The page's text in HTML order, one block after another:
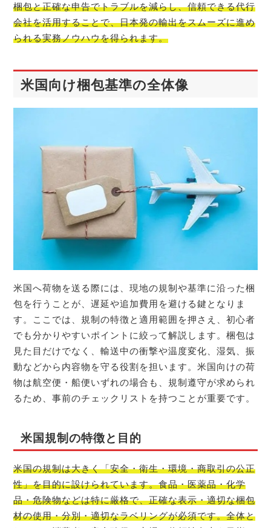
梱包と正確な申告でトラブルを減らし、信頼できる代行
会社を活用することで、日本発の輸出をスムーズに進め
られる実務ノウハウを得られます。
米国向け梱包基準の全体像
米国へ荷物を送る際には、現地の規制や基準に沿った梱
包を行うことが、遅延や追加費用を避ける鍵となりま
す。ここでは、規制の特徴と適用範囲を押さえ、初心者
でも分かりやすいポイントに絞って解説します。梱包は
見た目だけでなく、輸送中の衝撃や温度変化、湿気、振
動などから内容物を守る役割を担います。米国向けの荷
物は航空便・船便いずれの場合も、規制遵守が求められ
るため、事前のチェックリストを持つことが重要です。
米国規制の特徴と目的
米国の規制は大きく「安全・衛生・環境・商取引の公正
性」を目的に設けられています。食品・医薬品・化学
品・危険物などは特に厳格で、正確な表示・適切な梱包
材の使用・分別・適切なラベリングが必須です。全体と